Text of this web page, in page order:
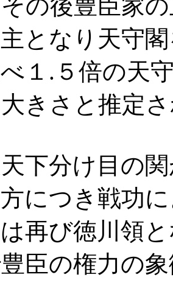
の後豊臣家
となり天守
１.５倍の天
きさと推定
下分け目の
につき戦功
再び徳川領
臣の権力の